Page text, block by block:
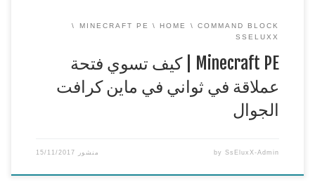
COMMAND BLOCK
HOME
MINECRAFT PE
SSELUXX
Minecraft PE | كيف تسوي فتحة
عملاقة في ثواني في ماين كرافت
الجوال
bySsEluxX-Admin منشور 15/11/2017